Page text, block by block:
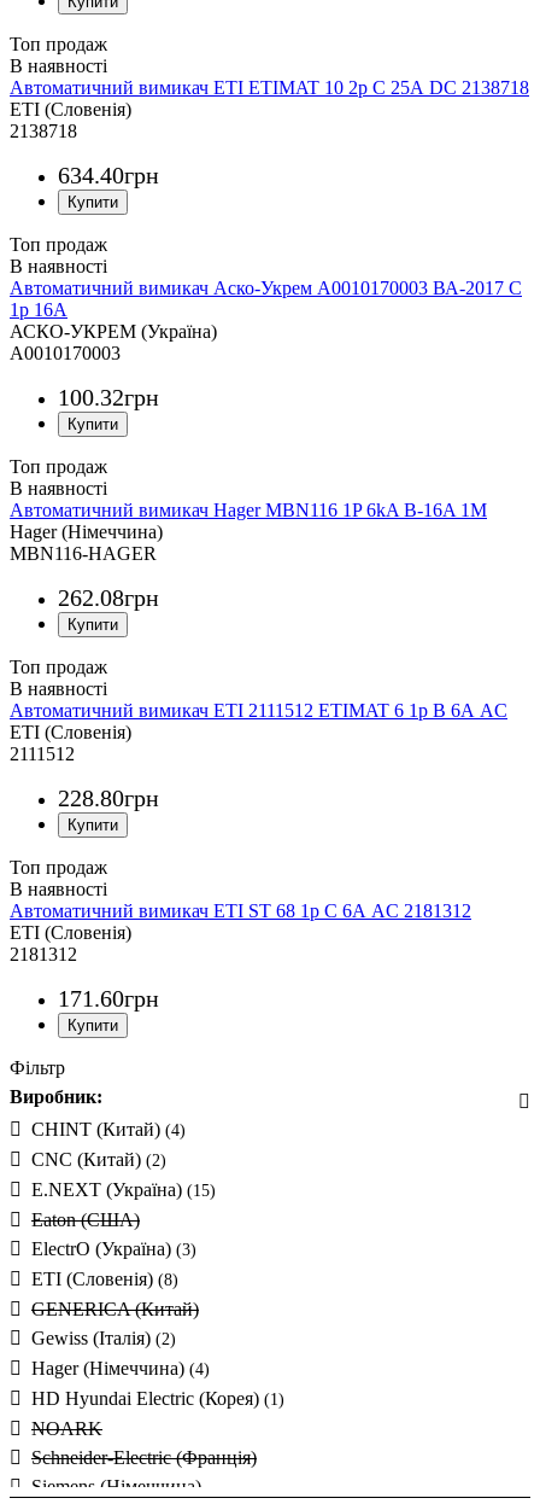
Топ продаж
Автоматичний вимикач ETI ETIMAT 10 2p C 25А DC 2138718
ETI (Словенія)
2138718
634.40грн
Топ продаж
Автоматичний вимикач Аско-Укрем A0010170003 ВА-2017 С
1р 16А
АСКО-УКРЕМ (Україна)
A0010170003
100.32грн
Топ продаж
Автоматичний вимикач Hager MBN116 1P 6kA B-16A 1M
Hager (Німеччина)
MBN116-HAGER
262.08грн
Топ продаж
Автоматичний вимикач ETI 2111512 ETIMAT 6 1p B 6А AC
ETI (Словенія)
2111512
228.80грн
Топ продаж
Автоматичний вимикач ETI ST 68 1p C 6А AC 2181312
ETI (Словенія)
2181312
171.60грн
Фільтр
Виробник:
CHINT (Китай) (4)
CNC (Китай) (2)
E.NEXT (Україна) (15)
Eaton (США)
ElectrO (Україна) (3)
ETI (Словенія) (8)
GENERICA (Китай)
Gewiss (Італія) (2)
Hager (Німеччина) (4)
HD Hyundai Electric (Корея) (1)
NOARK
Schneider-Electric (Франція)
Siemens (Німеччина)